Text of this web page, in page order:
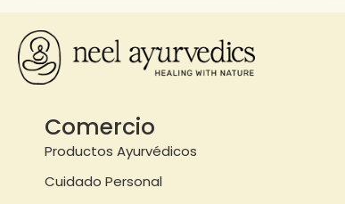
Comercio
Productos Ayurvédicos
Cuidado Personal